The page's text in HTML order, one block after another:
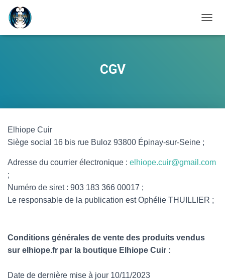
CGV
Elhiope Cuir
Siège social 16 bis rue Buloz 93800 Épinay-sur-Seine ;
Adresse du courrier électronique : elhiope.cuir@gmail.com
;
Numéro de siret : 903 183 366 00017 ;
Le responsable de la publication est Ophélie THUILLIER ;
Conditions générales de vente des produits vendus
sur elhiope.fr par la boutique Elhiope Cuir :
Date de dernière mise à jour 10/11/2023